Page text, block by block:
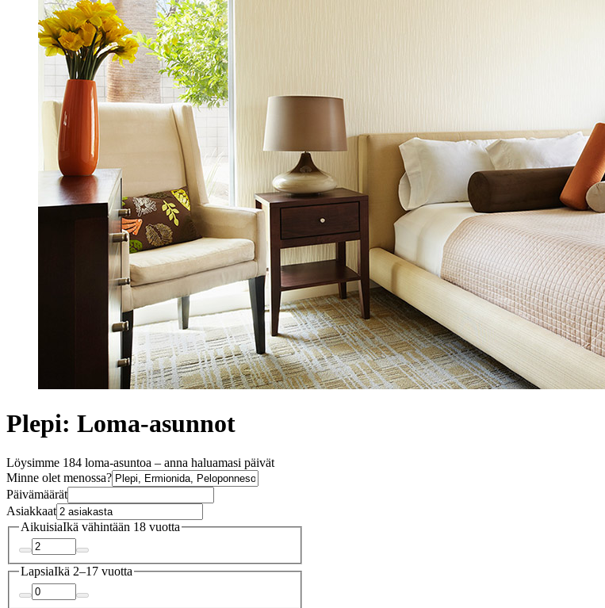
Plepi: Loma-asunnot
Löysimme 184 loma-asuntoa – anna haluamasi päivät
Minne olet menossa?
Päivämäärät
Asiakkaat
AikuisiaIkä vähintään 18 vuotta
LapsiaIkä 2–17 vuotta